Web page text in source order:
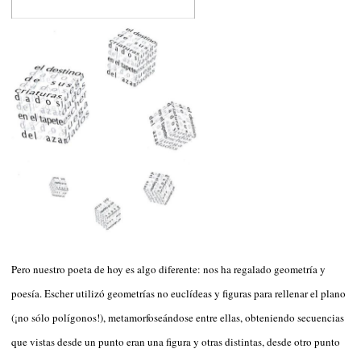
Pero nuestro poeta de hoy es algo diferente: nos ha regalado geometría y
poesía. Escher utilizó geometrías no euclídeas y figuras para rellenar el plano
(¡no sólo polígonos!), metamorfoseándose entre ellas, obteniendo secuencias
que vistas desde un punto eran una figura y otras distintas, desde otro punto